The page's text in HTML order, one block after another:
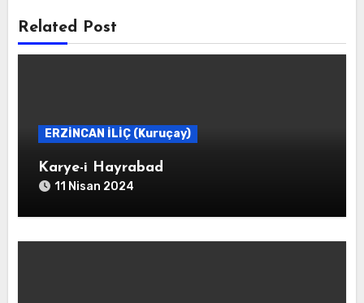
Related Post
ERZİNCAN İLİÇ (Kuruçay)
Karye-i Hayrabad
11 Nisan 2024